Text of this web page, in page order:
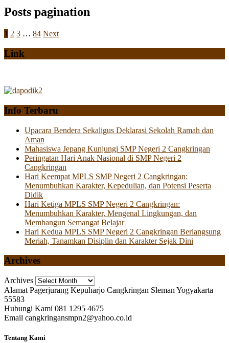
Posts pagination
1 2 3 … 84 Next
Link
Info Terbaru
Upacara Bendera Sekaligus Deklarasi Sekolah Ramah dan
Aman
Mahasiswa Jepang Kunjungi SMP Negeri 2 Cangkringan
Peringatan Hari Anak Nasional di SMP Negeri 2
Cangkringan
Hari Keempat MPLS SMP Negeri 2 Cangkringan:
Menumbuhkan Karakter, Kepedulian, dan Potensi Peserta
Didik
Hari Ketiga MPLS SMP Negeri 2 Cangkringan:
Menumbuhkan Karakter, Mengenal Lingkungan, dan
Membangun Semangat Belajar
Hari Kedua MPLS SMP Negeri 2 Cangkringan Berlangsung
Meriah, Tanamkan Disiplin dan Karakter Sejak Dini
Archives
Archives
Alamat Pagerjurang Kepuharjo Cangkringan Sleman Yogyakarta
55583
Hubungi Kami 081 1295 4675
Email cangkringansmpn2@yahoo.co.id
Tentang Kami